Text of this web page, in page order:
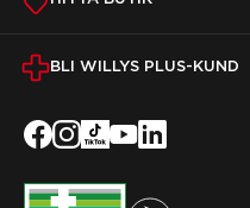
BLI WILLYS PLUS-KUND